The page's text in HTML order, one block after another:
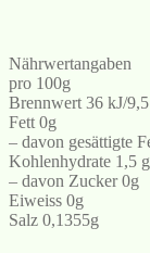
Nährwertangaben
pro 100g
Brennwert 36 kJ/
Fett 0g
– davon gesättigte
Kohlenhydrate 1,5 g
– davon Zucker 0g
Eiweiss 0g
Salz 0,1355g